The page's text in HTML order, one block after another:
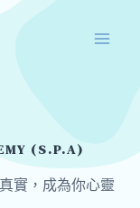
(S.P.A)
實，成為你心靈